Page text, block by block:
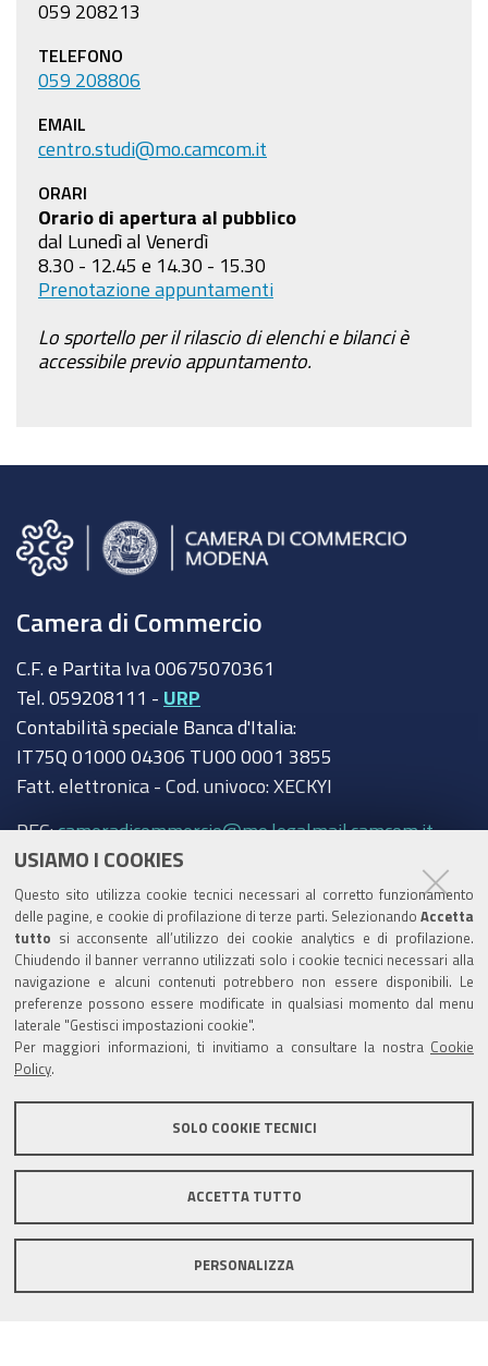
USIAMO I COOKIES
Questo sito utilizza cookie tecnici necessari al corretto funzionamento
delle pagine, e cookie di profilazione di terze parti. Selezionando Accetta
tutto si acconsente all’utilizzo dei cookie analytics e di profilazione.
Chiudendo il banner verranno utilizzati solo i cookie tecnici necessari alla
navigazione e alcuni contenuti potrebbero non essere disponibili. Le
preferenze possono essere modificate in qualsiasi momento dal menu
laterale "Gestisci impostazioni cookie".
Per maggiori informazioni, ti invitiamo a consultare la nostra Cookie
Policy
SOLO COOKIE TECNICI
ACCETTA TUTTO
PERSONALIZZA
059 208213
TELEFONO
059 208806
EMAIL
centro.studi@mo.camcom.it
ORARI
Orario di apertura al pubblico
dal Lunedì al Venerdì
8.30 - 12.45 e 14.30 - 15.30
Prenotazione appuntamenti
Lo sportello per il rilascio di elenchi e bilanci è
accessibile previo appuntamento.
Camera di Commercio
C.F. e Partita Iva 00675070361
Tel. 059208111 - URP
Contabilità speciale Banca d'Italia:
IT75Q 01000 04306 TU00 0001 3855
Fatt. elettronica - Cod. univoco: XECKYI
PEC:cameradicommercio@mo.legalmail.camcom.it
Amministrazione trasparente
Albo Camerale
Pubblicità Legale
Area riservata Amministratori
Informativa generale
Informative privacy
Accessibilità
Note legali
Informativa estesa sui cookie
Social media policy